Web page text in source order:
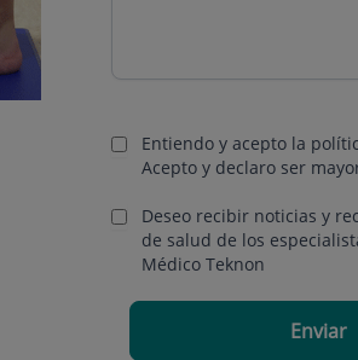
Entiendo y acepto la
Acepto y declaro ser
Deseo recibir noticias y
de salud de los
Médico Teknon
Enviar